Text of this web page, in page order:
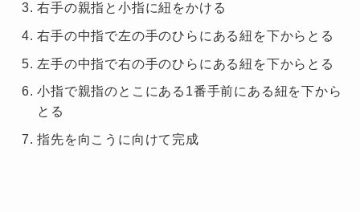
右手の親指と小指に紐をかける
右手の中指で左の手のひらにある紐を下からとる
左手の中指で右の手のひらにある紐を下からとる
小指で親指のとこにある 1番手前にある紐を下から
とる
指先を向こうに向けて完成